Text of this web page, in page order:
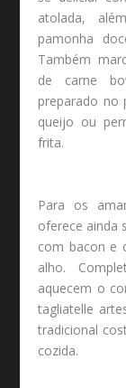
atolada,
pamonha
Também
de carne
preparado no
queijo ou
frita.
Para os
oferece ainda
com bacon e
alho.
aquecem o
tagliatelle
tradicional
cozida.